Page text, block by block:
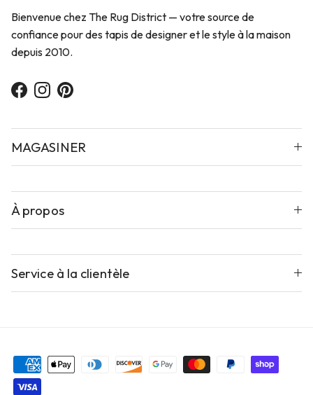
Bienvenue chez The Rug District — votre source de
confiance pour des tapis de designer et le style à la maison
depuis 2010.
Facebook
InstagramPinterest
MAGASINER
À propos
Service à la clientèle